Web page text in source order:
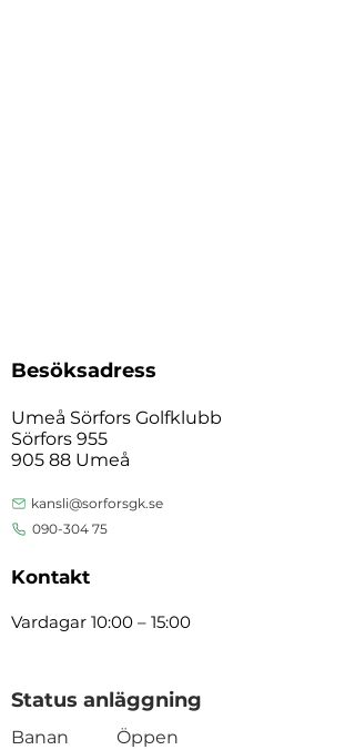
Besöksadress
Umeå Sörfors Golfklubb
Sörfors 955
905 88 Umeå
kansli@sorforsgk.se
090-304 75
Kontakt
Vardagar 10:00 – 15:00
Status anläggning
Banan
Öppen